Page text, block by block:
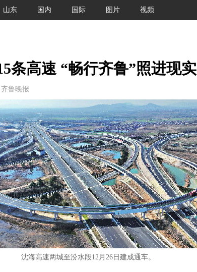
山东 国内 国际 图片 视频
条高速 “畅行齐鲁”照进现实
鲁晚报
沈海高速两城至汾水段12月26日建成通车。